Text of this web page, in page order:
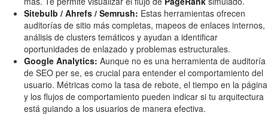
Sitebulb / Ahrefs / Semrush: Estas herramientas ofrecen
auditorías de sitio más completas, mapeos de enlaces internos,
análisis de clusters temáticos y ayudan a identificar
oportunidades de enlazado y problemas estructurales.
Google Analytics: Aunque no es una herramienta de auditoría
de SEO per se, es crucial para entender el comportamiento del
usuario. Métricas como la tasa de rebote, el tiempo en la página
y los flujos de comportamiento pueden indicar si tu arquitectura
está guiando a los usuarios de manera efectiva.